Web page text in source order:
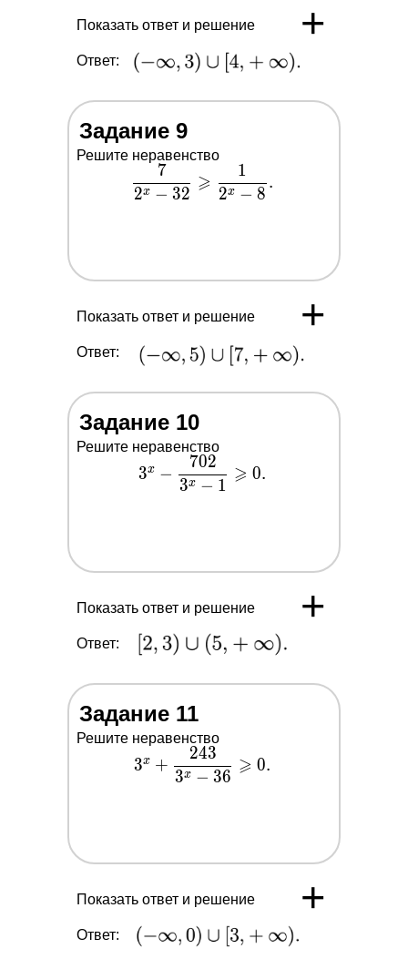
Показать ответ и решение +
Ответ:
Задание 9
Решите неравенство
\dfrac{7}
{2^x-32}
2x − 32
7
⩾ 2x − 8
1
.
Показать ответ и решение +
Ответ:
Задание 10
Решите неравенство
3^x-
\dfrac{702}
3x −
3x − 1
702
⩾ 0.
Показать ответ и решение +
Ответ:
Задание 11
Решите неравенство
3^x+\dfrac{243}
{3^x-36}
3x +
3x − 36
243
⩾ 0.
Показать ответ и решение +
Ответ: